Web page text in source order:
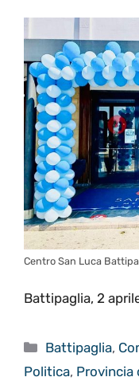
Centro San Luca
Battipaglia, 2
Categorie
Battipaglia,
Politica, Provincia